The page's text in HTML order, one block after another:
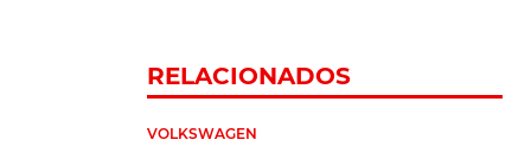
RELACIONADOS
VOLKSWAGEN